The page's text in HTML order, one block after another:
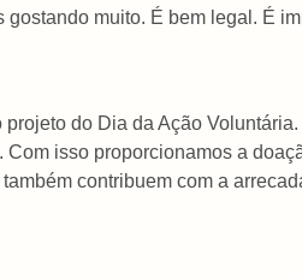
muito. É bem legal. É
do Dia da Ação
isso proporcionamos a
contribuem com a